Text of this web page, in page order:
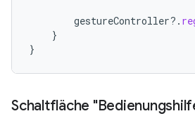
gestureController?.
}
}
Schaltfläche